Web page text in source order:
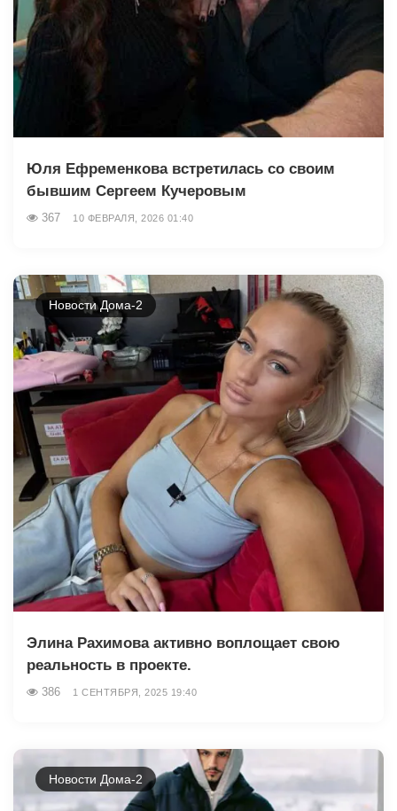
Юля Ефременкова встретилась со своим
бывшим Сергеем Кучеровым
367 10 ФЕВРАЛЯ, 2026 01:40
Новости Дома-2
Элина Рахимова активно воплощает свою
реальность в проекте.
386 1 СЕНТЯБРЯ, 2025 19:40
Новости Дома-2